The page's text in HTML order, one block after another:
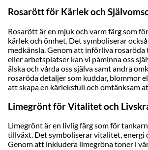
Rosarött för Kärlek och
Rosarött är en mjuk och varm färg som
kärlek och ömhet. Det symboliserar
medkänsla. Genom att införliva rosaröda
eller arbetsplatser kan vi påminna oss
älska och vårda oss själva samt andra
rosaröda detaljer som kuddar, blommor
att skapa en kärleksfull och omtänksam
Limegrönt för Vitalitet och
Limegrönt är en livlig färg som för
tillväxt. Det symboliserar vitalitet, energi
Genom att inkludera limegröna toner i